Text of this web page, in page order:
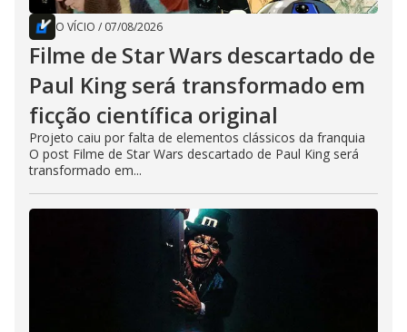
O VÍCIO / 07/08/2026
Filme de Star Wars descartado de
Paul King será transformado em
ficção científica original
Projeto caiu por falta de elementos clássicos da franquia
O post Filme de Star Wars descartado de Paul King será
transformado em...